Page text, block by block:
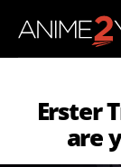
Erster
are